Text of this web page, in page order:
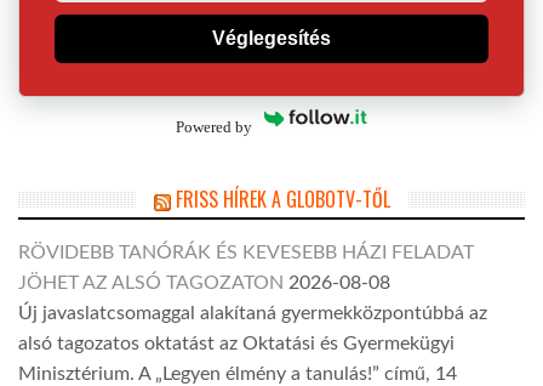
Véglegesítés
Powered by
FRISS HÍREK A GLOBOTV-TŐL
RÖVIDEBB TANÓRÁK ÉS KEVESEBB HÁZI FELADAT
JÖHET AZ ALSÓ TAGOZATON 2026-08-08
Új javaslatcsomaggal alakítaná gyermekközpontúbbá az
alsó tagozatos oktatást az Oktatási és Gyermekügyi
Minisztérium. A „Legyen élmény a tanulás!” című, 14